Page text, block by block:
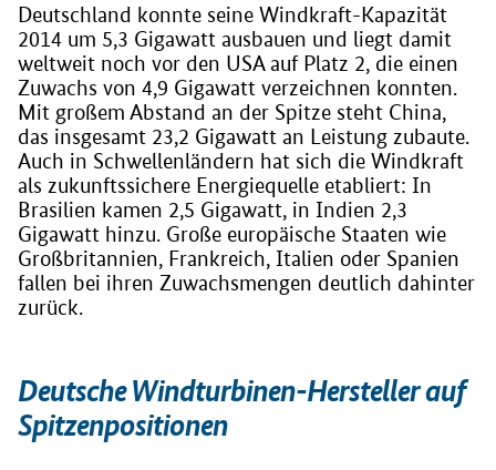
Deutschland konnte seine Windkraft-Kapazität
2014 um 5,3 Gigawatt ausbauen und liegt damit
weltweit noch vor den USA auf Platz 2, die einen
Zuwachs von 4,9 Gigawatt verzeichnen konnten.
Mit großem Abstand an der Spitze steht China,
das insgesamt 23,2 Gigawatt an Leistung zubaute.
Auch in Schwellenländern hat sich die Windkraft
als zukunftssichere Energiequelle etabliert: In
Brasilien kamen 2,5 Gigawatt, in Indien 2,3
Gigawatt hinzu. Große europäische Staaten wie
Großbritannien, Frankreich, Italien oder Spanien
fallen bei ihren Zuwachsmengen deutlich dahinter
zurück.
Deutsche Windturbinen-Hersteller auf
Spitzenpositionen